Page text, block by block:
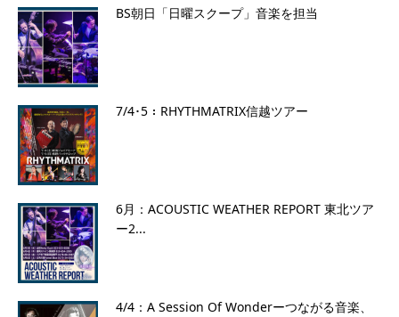
BS朝日「日曜スクープ」音楽を担当
7/4･5：RHYTHMATRIX信越ツアー
6月：ACOUSTIC WEATHER REPORT 東北ツア
ー2...
4/4：A Session Of Wonderーつながる音楽、